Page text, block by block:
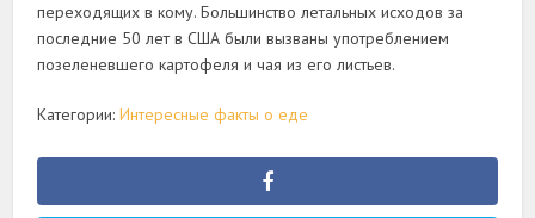
переходящих в кому. Большинство летальных исходов за
последние 50 лет в США были вызваны употреблением
позеленевшего картофеля и чая из его листьев.
Категории:Интересные факты о еде